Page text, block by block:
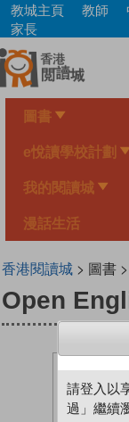
Skip
main
content
教城主頁 教師
家長
圖書
e悅讀學校計劃
我的閱讀城
漫話生活
香港閱讀城> 圖書 >
Open
請登入以
過」繼續